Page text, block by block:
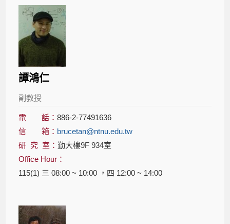
譚鴻仁
副教授
電 話：886-2-77491636
信 箱： brucetan@ntnu.edu.tw
研 究 室：勤大樓9F 934室
Office Hour：
115(1) 三 08:00 ~ 10:00 ，四 12:00 ~ 14:00